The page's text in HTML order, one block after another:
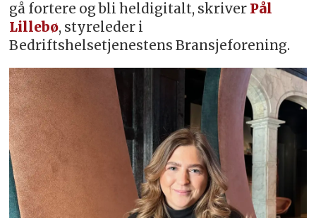
gå fortere og bli heldigitalt, skriver Pål
Lillebø, styreleder i
Bedriftshelsetjenestens Bransjeforening.